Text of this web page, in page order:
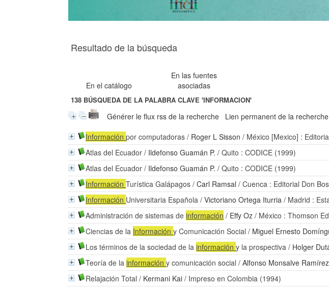
Resultado de la búsqueda
En el catálogo
En las fuentes
asociadas
138 BÚSQUEDA DE LA PALABRA CLAVE'INFORMACION'
Générer le flux rss de la recherche Lien permanent de la recherche
Informaciónpor computadoras / Roger L Sisson / México [Mexico] :
Atlas del Ecuador / Ildefonso Guamán P. / Quito : CODICE (1999)
Atlas del Ecuador / Ildefonso Guamán P. / Quito : CODICE (1999)
InformaciónTurística Galápagos /Carl Ramsal / Cuenca : Editorial Don
Información Universitaria Española /Victoriano Ortega Iturria / Madrid :
Administración de sistemas deinformación / Effy Oz / México : Thomson
Ciencias de la Informacióny Comunicación Social / Miguel Ernesto
Los términos de la sociedad de lainformacióny la prospectiva / Holger
Teoría de lainformacióny comunicación social /Alfonso Monsalve Ramírez
Relajación Total / Kermani Kai / Impreso en Colombia (1994)